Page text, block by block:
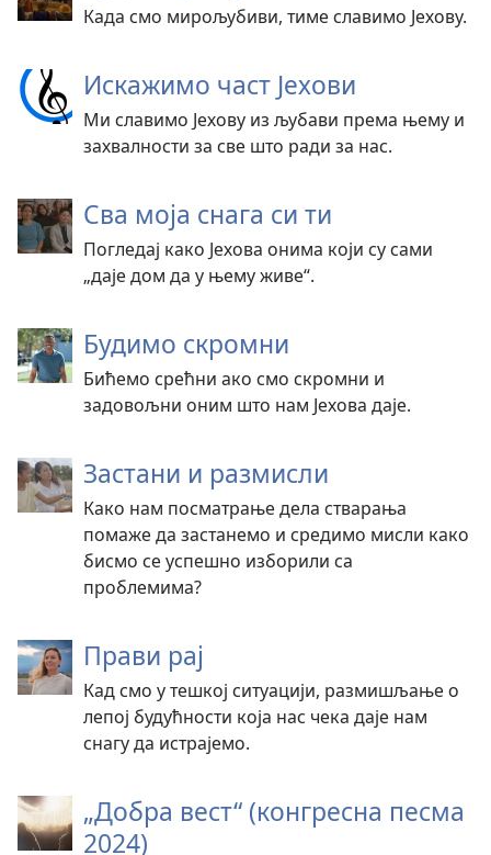
Када смо мирољубиви, тиме славимо Јехову.
Искажимо част Јехови
Ми славимо Јехову из љубави према њему и
захвалности за све што ради за нас.
Сва моја снага си ти
Погледај како Јехова онима који су сами
„даје дом да у њему живе“.
Будимо скромни
Бићемо срећни ако смо скромни и
задовољни оним што нам Јехова даје.
Застани и размисли
Како нам посматрање дела стварања
помаже да застанемо и средимо мисли како
бисмо се успешно изборили са
проблемима?
Прави рај
Кад смо у тешкој ситуацији, размишљање о
лепој будућности која нас чека даје нам
снагу да истрајемо.
„Добра вест“ (конгресна песма
2024)